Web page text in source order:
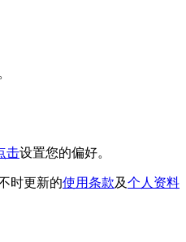
击设置您的偏好。
时更新的使用条款及个人资料